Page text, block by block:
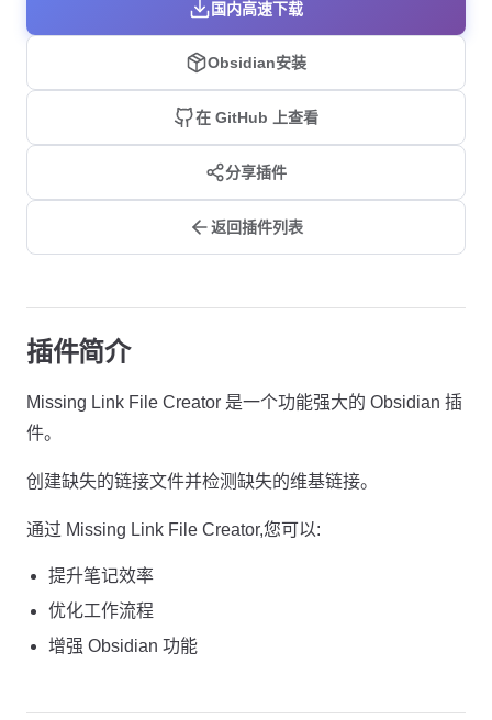
国内高速下载
Obsidian安装
在 GitHub 上查看
分享插件
返回插件列表
插件简介
Missing Link File Creator 是一个功能强大的 Obsidian 插
件。
创建缺失的链接文件并检测缺失的维基链接。
通过 Missing Link File Creator,您可以:
提升笔记效率
优化工作流程
增强 Obsidian 功能